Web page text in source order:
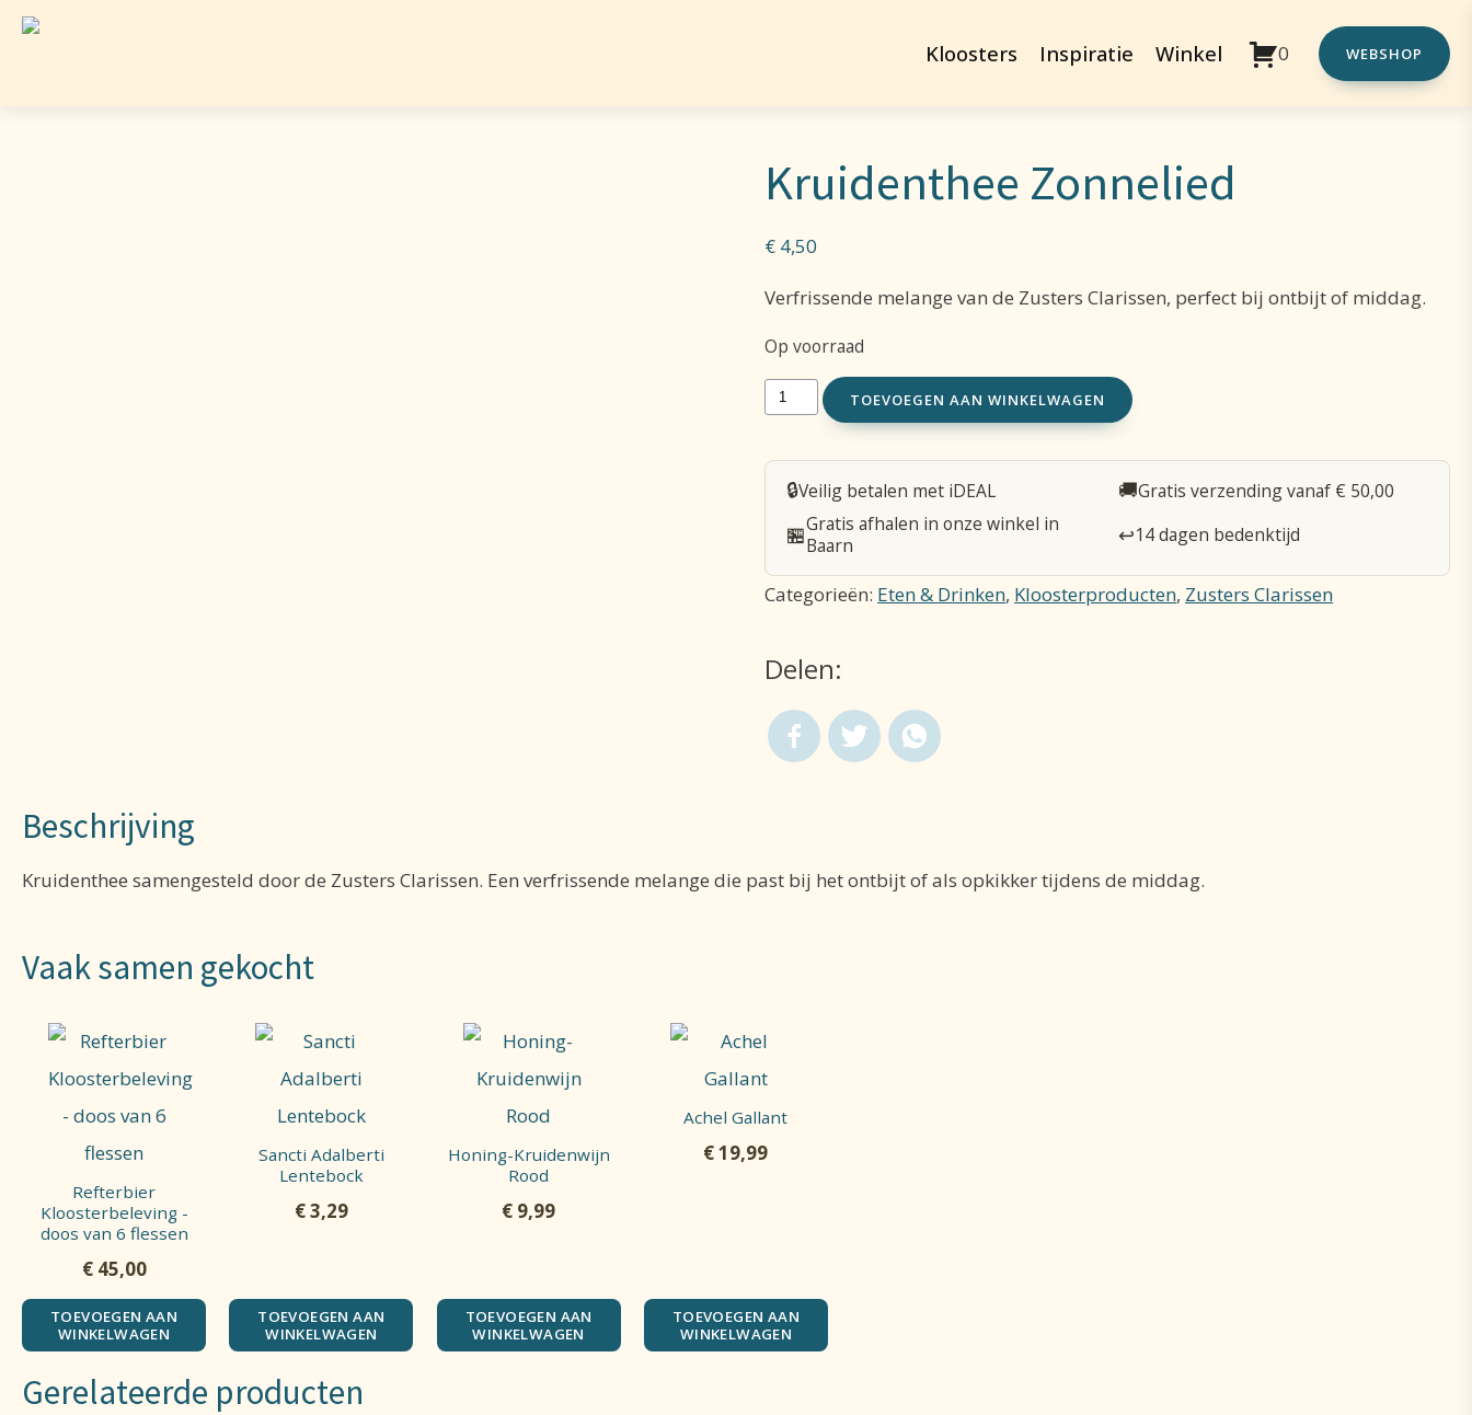
Kloosters Inspiratie Winkel 0 WEBSHOP
Kruidenthee Zonnelied
€ 4,50
Verfrissende melange van de Zusters Clarissen, perfect bij ontbijt of middag.
Op voorraad
Kruidenthee
Zonnelied
aantal
TOEVOEGEN AAN WINKELWAGEN
🔒Veilig betalen met iDEAL 🚚Gratis verzending vanaf € 50,00
🏪Gratis afhalen in onze winkel in
Baarn
↩️14 dagen bedenktijd
Categorieën: Eten & Drinken, Kloosterproducten, Zusters Clarissen
Delen:
Beschrijving
Kruidenthee samengesteld door de Zusters Clarissen. Een verfrissende melange die past bij het ontbijt of als opkikker tijdens de middag.
Vaak samen gekocht
Refterbier
Kloosterbeleving -
doos van 6 flessen
€45,00
TOEVOEGEN AAN
WINKELWAGEN
Sancti Adalberti
Lentebock
€3,29
TOEVOEGEN AAN
WINKELWAGEN
Honing-Kruidenwijn
Rood
€ 9,99
TOEVOEGEN AAN
WINKELWAGEN
Achel Gallant
€19,99
TOEVOEGEN AAN
WINKELWAGEN
Gerelateerde producten